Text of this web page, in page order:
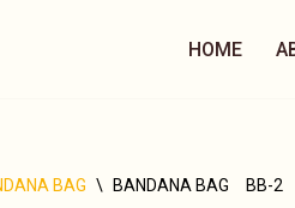
HOME
BAG \ BANDANA BAG BB-2